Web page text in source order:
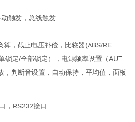
触发，总线触发
算，截止电压补偿，比较器(ABS/RE
锁定/全部锁定），电源频率设置（AUT
，判断音设置，自动保持，平均值，面板
，RS232接口